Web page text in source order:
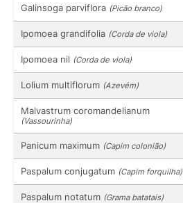
Galinsoga parviflora (Picão branco)
Ipomoea grandifolia (Corda de viola)
Ipomoea nil (Corda de viola)
Lolium multiflorum (Azevém)
Malvastrum coromandelianum
(Vassourinha)
Panicum maximum (Capim colonião)
Paspalum conjugatum (Capim forquilha)
Paspalum notatum (Grama batatais)